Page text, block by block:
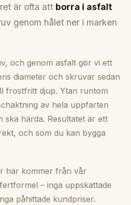
är ofta att borra i asfalt
genom hålet ner i marken
och genom asfalt gör vi ett
diameter och skruvar sedan
frostfritt djup. Ytan runtom
av hela uppfarten
ska härda. Resultatet är ett
och som du kan bygga
här kommer från vår
– inga uppskattade
påhittade kundpriser.